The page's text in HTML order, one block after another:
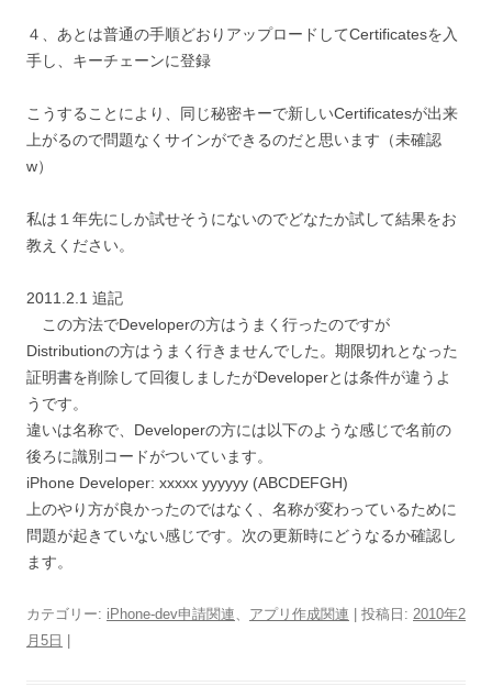
４、あとは普通の手順どおりアップロードしてCertificatesを入
手し、キーチェーンに登録
こうすることにより、同じ秘密キーで新しいCertificatesが出来
上がるので問題なくサインができるのだと思います（未確認
w）
私は１年先にしか試せそうにないのでどなたか試して結果をお
教えください。
2011.2.1 追記
この方法でDeveloperの方はうまく行ったのですが
Distributionの方はうまく行きませんでした。期限切れとなった
証明書を削除して回復しましたがDeveloperとは条件が違うよ
うです。
違いは名称で、Developerの方には以下のような感じで名前の
後ろに識別コードがついています。
iPhone Developer: xxxxx yyyyyy (ABCDEFGH)
上のやり方が良かったのではなく、名称が変わっているために
問題が起きていない感じです。次の更新時にどうなるか確認し
ます。
カテゴリー: iPhone-dev申請関連、 アプリ作成関連 | 投稿日: 2010年2
月5日